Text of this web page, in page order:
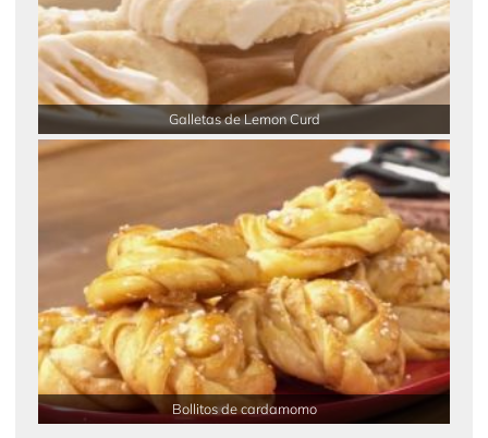
Galletas de Lemon Curd
Bollitos de cardamomo